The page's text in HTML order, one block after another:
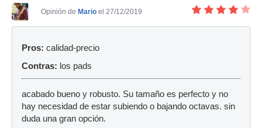
Opinión de Mario el 27/12/2019
Pros: calidad-precio
Contras: los pads
acabado bueno y robusto. Su tamaño es perfecto y no
hay necesidad de estar subiendo o bajando octavas. sin
duda una gran opción.